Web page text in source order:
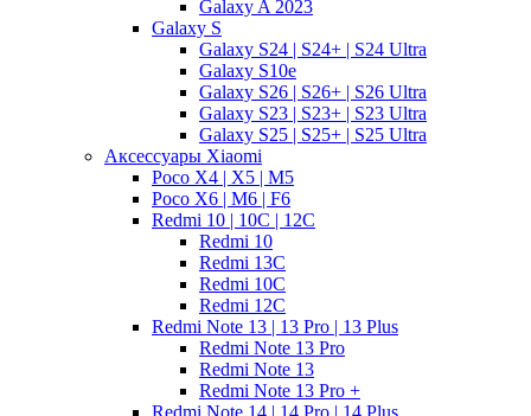
Galaxy A 2023
Galaxy S
Galaxy S24 | S24+ | S24 Ultra
Galaxy S10e
Galaxy S26 | S26+ | S26 Ultra
Galaxy S23 | S23+ | S23 Ultra
Galaxy S25 | S25+ | S25 Ultra
Аксессуары Xiaomi
Poco X4 | X5 | M5
Poco X6 | M6 | F6
Redmi 10 | 10C | 12C
Redmi 10
Redmi 13C
Redmi 10C
Redmi 12C
Redmi Note 13 | 13 Pro | 13 Plus
Redmi Note 13 Pro
Redmi Note 13
Redmi Note 13 Pro +